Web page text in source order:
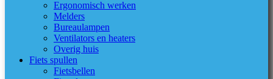
Ergonomisch werken
Melders
Bureaulampen
Ventilators en heaters
Overig huis
Fiets spullen
Fietsbellen